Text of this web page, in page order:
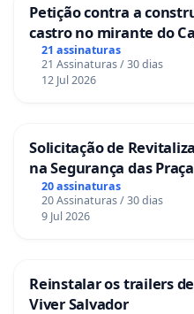
Petição contra a
castro no mirante do
21 assinaturas
21 Assinaturas / 30 dias
12 Jul 2026
Solicitação de
na Segurança das
Sete Ilhas
20 assinaturas
20 Assinaturas / 30 dias
9 Jul 2026
Reinstalar os trailers
Viver Salvador